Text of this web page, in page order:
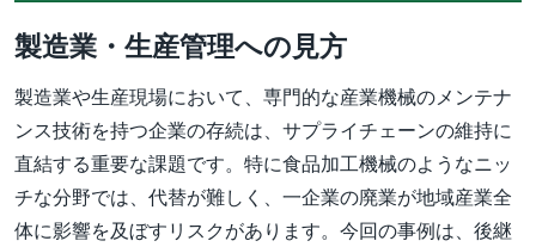
製造業・生産管理への見方
製造業や生産現場において、専門的な産業機械のメンテナ
ンス技術を持つ企業の存続は、サプライチェーンの維持に
直結する重要な課題です。特に食品加工機械のようなニッ
チな分野では、代替が難しく、一企業の廃業が地域産業全
体に影響を及ぼすリスクがあります。今回の事例は、後継